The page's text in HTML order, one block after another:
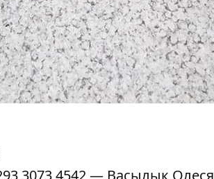
3073 4542 — Васылык Олеся